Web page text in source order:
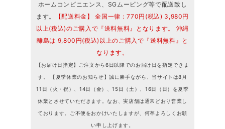
ホームコンビニエンス、SGムービング等で配送致し
ます。
【配送料金】 全国一律：770円(税込) 3,980円
以上(税込)のご購入で『送料無料』となります。 沖縄
離島は 9,800円(税込)以上のご購入で『送料無料』と
なります。
【お届け日指定】ご注文から6日以降でのお届け日を指定できま
す。 【夏季休業のお知らせ】誠に勝手ながら、当サイトは8月
11日（火・祝）、14日（金）、15日（土）、16日（日）を夏季
休業とさせていただきます。なお、実店舗は通常どおり営業し
ております。ご不便をおかけいたしますが、何卒よろしくお願
い申し上げます。